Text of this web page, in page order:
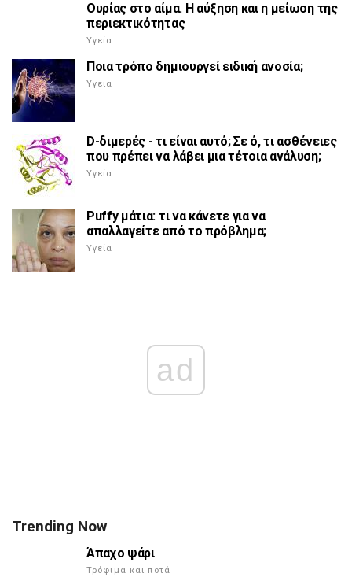
Ουρίας στο αίμα. Η αύξηση και η μείωση της
περιεκτικότητας
Υγεία
Ποια τρόπο δημιουργεί ειδική ανοσία;
Υγεία
D-διμερές - τι είναι αυτό; Σε ό, τι ασθένειες
που πρέπει να λάβει μια τέτοια ανάλυση;
Υγεία
Puffy μάτια: τι να κάνετε για να
απαλλαγείτε από το πρόβλημα;
Υγεία
ad
Trending Now
Άπαχο ψάρι
Τρόφιμα και ποτά